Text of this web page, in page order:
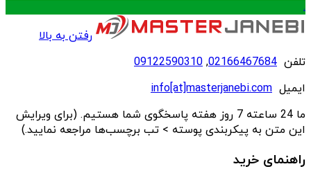
.
رفتن به بالا
تلفن 02166467684
,
09122590310
ایمیل info[at]masterjanebi.com
ما 24 ساعته 7 روز هفته پاسخگوی شما هستیم. (برای ویرایش
این متن به پیکربندی پوسته > تب برچسب‌ها مراجعه نمایید.)
راهنمای خرید